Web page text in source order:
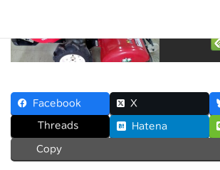
Facebook X
Threads Hatena
Copy